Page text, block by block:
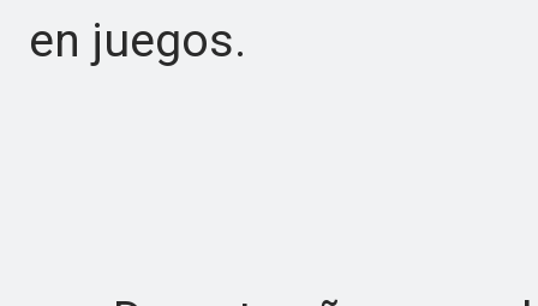
en juegos.